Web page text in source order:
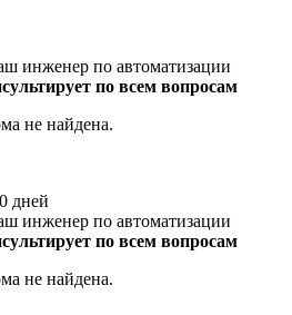
инженер по автоматизации
по всем вопросам
не найдена.
дней
инженер по автоматизации
по всем вопросам
не найдена.